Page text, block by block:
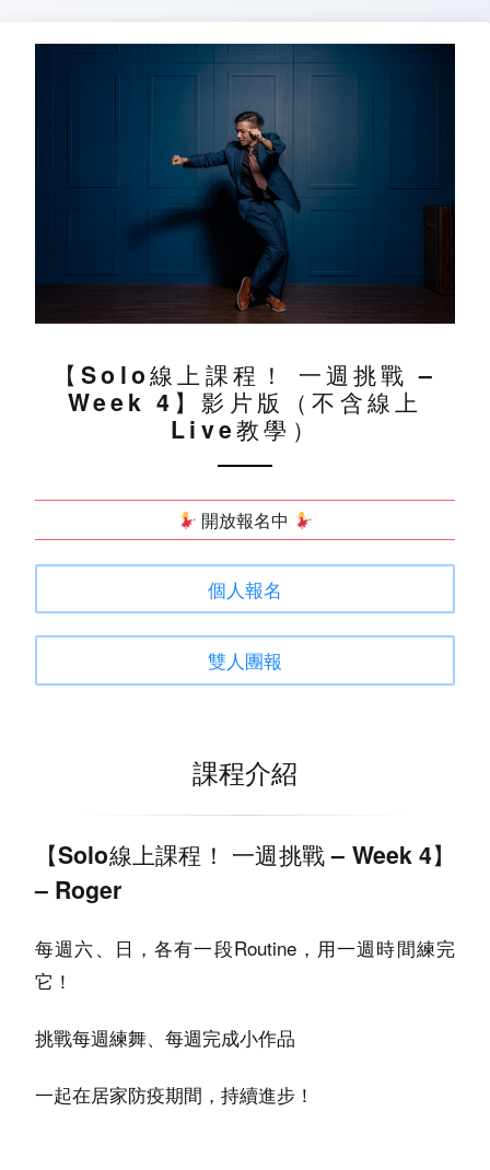
【Solo線上課程！ 一週挑戰 –
Week 4】影片版（不含線上
Live教學）
開放報名中
個人報名
雙人團報
課程介紹
【Solo線上課程！ 一週挑戰 – Week 4】
– Roger
每週六、日，各有一段Routine，用一週時間練完
它！
挑戰每週練舞、每週完成小作品
一起在居家防疫期間，持續進步！